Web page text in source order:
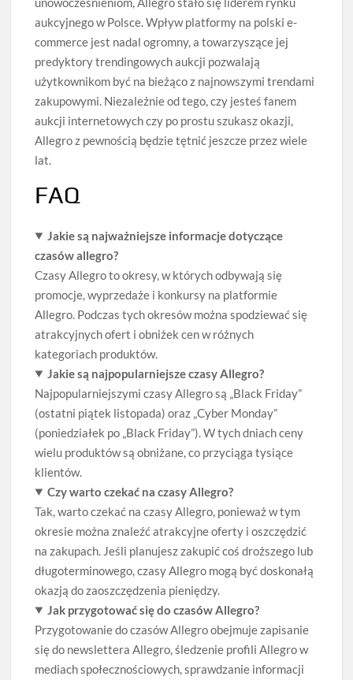
aukcyjnego w Polsce. Wpływ platformy na polski e-
commerce jest nadal ogromny, a towarzyszące jej
predyktory trendingowych aukcji pozwalają
użytkownikom być na bieżąco z najnowszymi trendami
zakupowymi. Niezależnie od tego, czy jesteś fanem
aukcji internetowych czy po prostu szukasz okazji,
Allegro z pewnością będzie tętnić jeszcze przez wiele
lat.
FAQ
Jakie są najważniejsze informacje dotyczące
czasów allegro?
Czasy Allegro to okresy, w których odbywają się
promocje, wyprzedaże i konkursy na platformie
Allegro. Podczas tych okresów można spodziewać się
atrakcyjnych ofert i obniżek cen w różnych
kategoriach produktów.
Jakie są najpopularniejsze czasy Allegro?
Najpopularniejszymi czasy Allegro są „Black Friday”
(ostatni piątek listopada) oraz „Cyber Monday”
(poniedziałek po „Black Friday”). W tych dniach ceny
wielu produktów są obniżane, co przyciąga tysiące
klientów.
Czy warto czekać na czasy Allegro?
Tak, warto czekać na czasy Allegro, ponieważ w tym
okresie można znaleźć atrakcyjne oferty i oszczędzić
na zakupach. Jeśli planujesz zakupić coś droższego lub
długoterminowego, czasy Allegro mogą być doskonałą
okazją do zaoszczędzenia pieniędzy.
Jak przygotować się do czasów Allegro?
Przygotowanie do czasów Allegro obejmuje zapisanie
się do newslettera Allegro, śledzenie profili Allegro w
mediach społecznościowych, sprawdzanie informacji